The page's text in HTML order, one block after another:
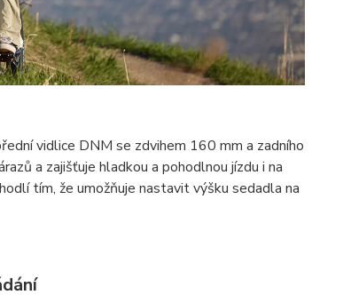
vidlice DNM se zdvihem 160 mm a zadního
a zajišťuje hladkou a pohodlnou jízdu i na
tím, že umožňuje nastavit výšku sedadla na